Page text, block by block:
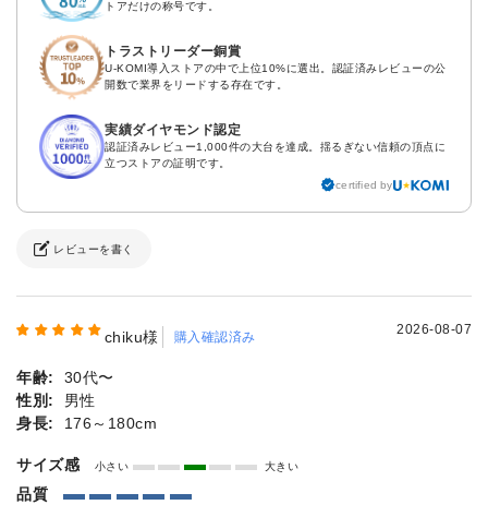
トアだけの称号です。
トラストリーダー銅賞
U-KOMI導入ストアの中で上位10%に選出。認証済みレビューの公
開数で業界をリードする存在です。
実績ダイヤモンド認定
認証済みレビュー1,000件の大台を達成。揺るぎない信頼の頂点に
立つストアの証明です。
certified by
レビューを書く
chiku様 購入確認済み 2026-08-07
年齢:
30代〜
性別:
男性
身長:
176～180cm
サイズ感 小さい 大きい
品質